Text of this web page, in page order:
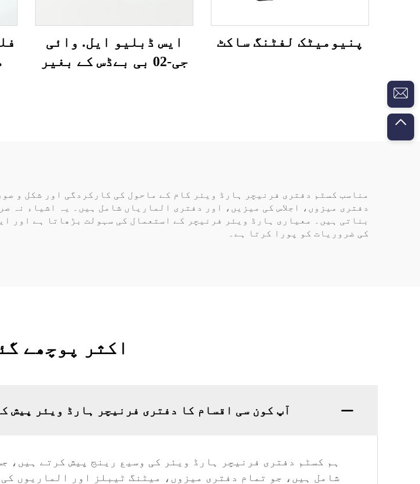
پنیومیٹک لفٹنگ ساکٹ
ایس ڈبلیو ایل. وائی
جی-02 بی بےڈس کے بغیر
مناسب کسٹم دفتری فرنیچر ہارڈ ویئر کام کے ماحول کی کارکردگی اور شکل و
دفتری میزوں، اجلاس کی میزیں، اور دفتری الماریاں شامل ہیں۔ یہ اشیاء نہ
بناتی ہیں۔ معیاری ہارڈ ویئر فرنیچر کے استعمال کی سہولت بڑھاتا ہے اور
کی ضروریات کو پورا کرتا ہے۔
اکثر پوچھے
آپ کون سی اقسام کا دفتری فرنیچر ہارڈ ویئر پیش
ہم کسٹم دفتری فرنیچر ہارڈ ویئر کی وسیع رینج پیش کرتے ہیں،
شامل ہیں، جو تمام دفتری میزوں، میٹنگ ٹیبلز اور الماریوں